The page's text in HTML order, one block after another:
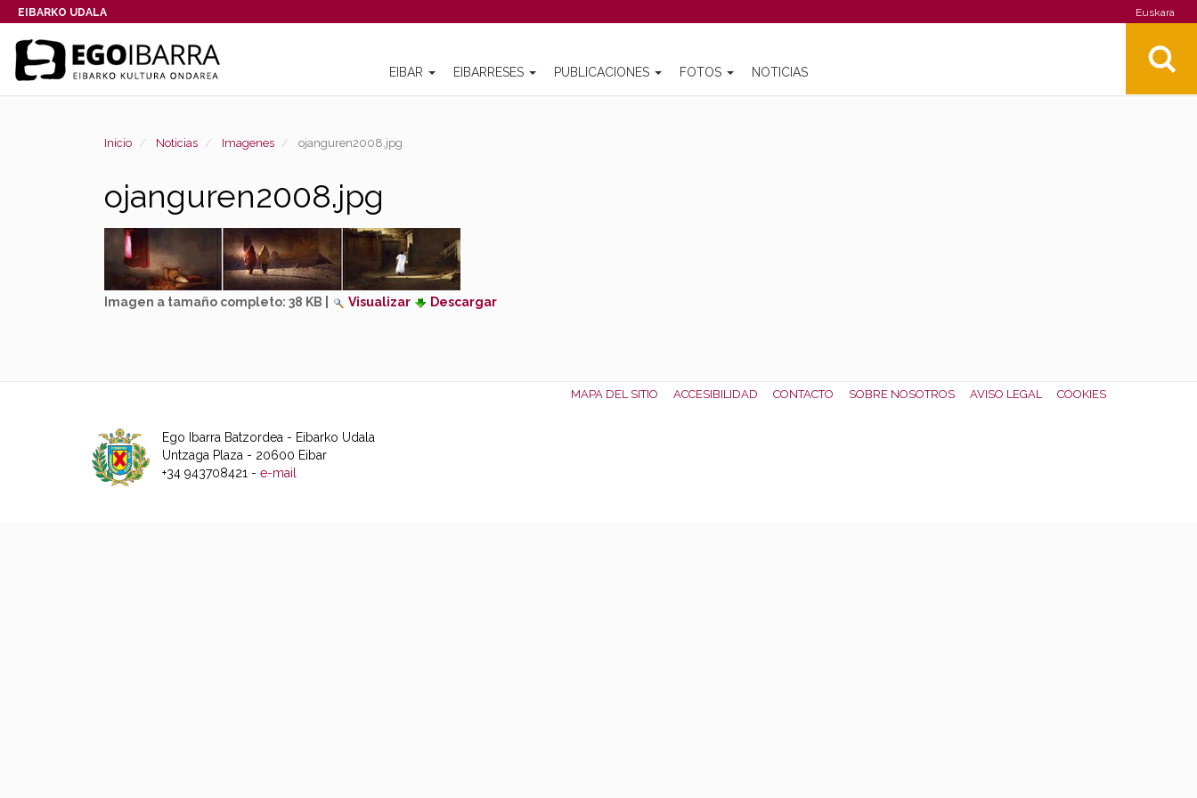
EIBARKO UDALA Euskara
EIBAR EIBARRESES PUBLICACIONES FOTOS NOTICIAS
Inicio Noticias Imagenes ojanguren2008.jpg
ojanguren2008.jpg
Imagen a tamaño completo: 38 KB Visualizar Descargar
MAPA DEL SITIO ACCESIBILIDAD CONTACTO SOBRE NOSOTROS AVISO LEGAL COOKIES
Ego Ibarra Batzordea - Eibarko Udala
Untzaga Plaza - 20600 Eibar
+34 943708421 - e-mail